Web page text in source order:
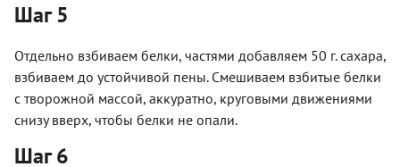
Шаг 5
Отдельно взбиваем белки, частями добавляем 50 г. сахара,
взбиваем до устойчивой пены. Смешиваем взбитые белки
с творожной массой, аккуратно, круговыми движениями
снизу вверх, чтобы белки не опали.
Шаг 6